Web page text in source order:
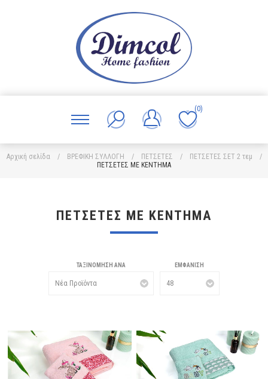
(0)
Αρχική σελίδα / ΒΡΕΦΙΚΗ ΣΥΛΛΟΓΗ / ΠΕΤΣΕΤΕΣ / ΠΕΤΣΕΤΕΣ ΣΕΤ 2 τεμ
/
ΠΕΤΣΕΤΕΣ ΜΕ ΚΕΝΤΗΜΑ
ΠΕΤΣΕΤΕΣ ΜΕ ΚΕΝΤΗΜΑ
ΤΑΞΙΝΌΜΗΣΗ ΑΝΆ ΕΜΦΆΝΙΣΗ